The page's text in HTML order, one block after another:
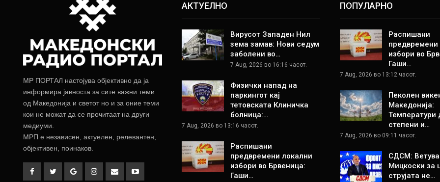
МР ПОРТАЛ настојува објективно да ја
информира јавноста за сите важни теми
од Македонија и светот но и за оние теми
кои не можат да се прочитаат на други
медиуми.
МРП е независен, актуелен, релевантен,
објективен, поинаков.
АКТУЕЛНО
Вирусот Западен Нил
зема замав: Нови седум
заболени во…
7 Aug, 2026 во 16:16 часот.
Физички напад на
паркингот кај
тетовската Клиничка
болница:…
7 Aug, 2026 во 13:16 часот.
Распишани
предвремени локални
избори во Брвеница:
Гаши…
ПОПУЛАРНО
Распишани
предвремени
избори во
Гаши…
7 Aug, 2026 во 13:12 часот.
Пеколен
Македонија:
Температури
степени и…
7 Aug, 2026 во 09:11 часот.
СДСМ:
Мицкоски за
струјата не…